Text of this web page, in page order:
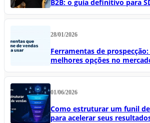
B2B: o guia definitivo para
28/01/2026
Ferramentas de
melhores opções no
01/06/2026
Como estruturar um funil
para acelerar seus